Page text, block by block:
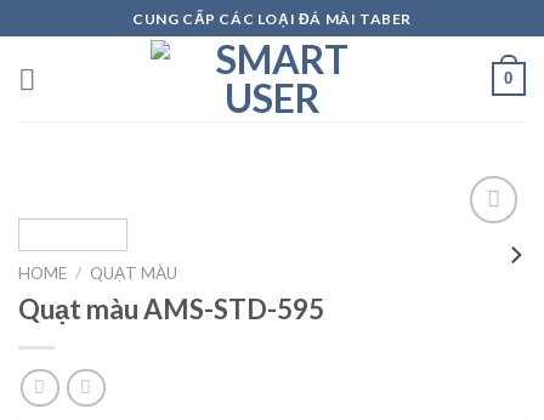
to
content
CUNG CẤP CÁC LOẠI ĐÁ MÀI TABER
0
HOME / QUẠT MÀU
Quạt màu AMS-STD-595